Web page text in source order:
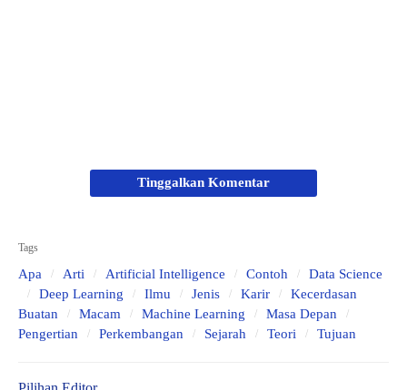
PengertianCognitive Science
cognitive science
bagaimana pikiran bekerja, berfungsi, dan berperilaku.
Menurut sumber simpulan Kami yang mengutip dari
interdisipliner tentang pikiran dan kecerdasan, yang
Tinggalkan Komentar
Tags
Apa Arti Artificial Intelligence Contoh
Data Science
Deep Learning
Ilmu Jenis Karir
Kecerdasan
Buatan
Macam Machine Learning
Masa Depan
Pengertian
Perkembangan Sejarah Teori Tujuan